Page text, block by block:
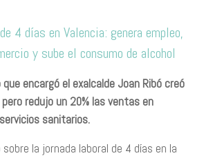
4 días en Valencia: genera empleo,
y sube el consumo de alcohol
encargó el exalcalde Joan Ribó creó
redujo un 20% las ventas en
sanitarios.
la jornada laboral de 4 días en la